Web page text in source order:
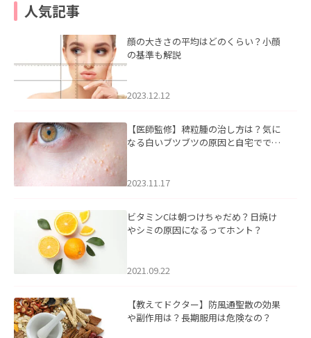
人気記事
顔の大きさの平均はどのくらい？小顔
の基準も解説
2023.12.12
【医師監修】稗粒腫の治し方は？気に
なる白いブツブツの原因と自宅ででき
2023.11.17
ビタミンCは朝つけちゃだめ？日焼け
やシミの原因になるってホント？
2021.09.22
【教えてドクター】防風通聖散の効果
や副作用は？長期服用は危険なの？